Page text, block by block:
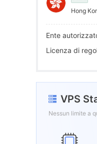
Hong
Licenza di
VPS
Nessun limite a